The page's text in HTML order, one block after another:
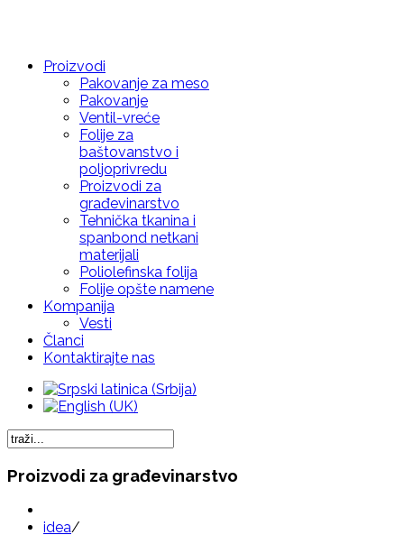
Proizvodi
Pakovanje za meso
Pakovanje
Ventil-vreće
Folije za
baštovanstvo i
poljoprivredu
Proizvodi za
građevinarstvo
Tehnička tkanina i
spanbond netkani
materijali
Poliolefinska folija
Folije opšte namene
Kompanija
Vesti
Članci
Kontaktirajte nas
Proizvodi za građevinarstvo
idea/